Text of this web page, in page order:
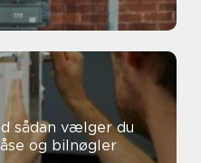
og bilnøgler